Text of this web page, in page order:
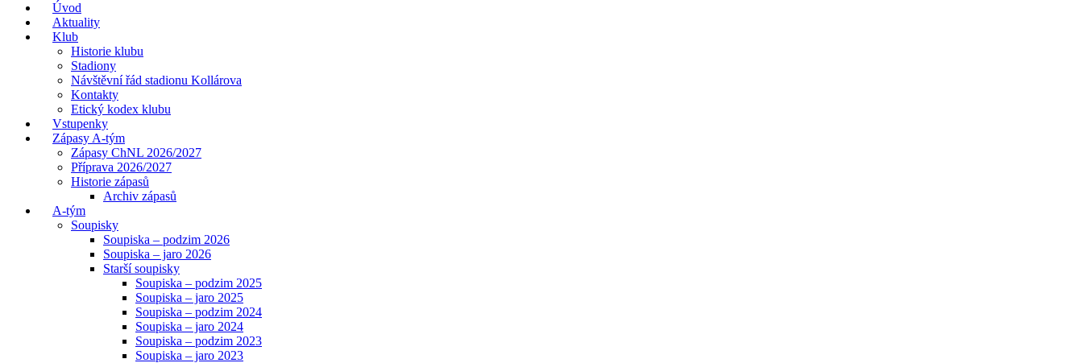
Úvod
Aktuality
Klub
Historie klubu
Stadiony
Návštěvní řád stadionu Kollárova
Kontakty
Etický kodex klubu
Vstupenky
Zápasy A-tým
Zápasy ChNL 2026/2027
Příprava 2026/2027
Historie zápasů
Archiv zápasů
A-tým
Soupisky
Soupiska – podzim 2026
Soupiska – jaro 2026
Starší soupisky
Soupiska – podzim 2025
Soupiska – jaro 2025
Soupiska – podzim 2024
Soupiska – jaro 2024
Soupiska – podzim 2023
Soupiska – jaro 2023